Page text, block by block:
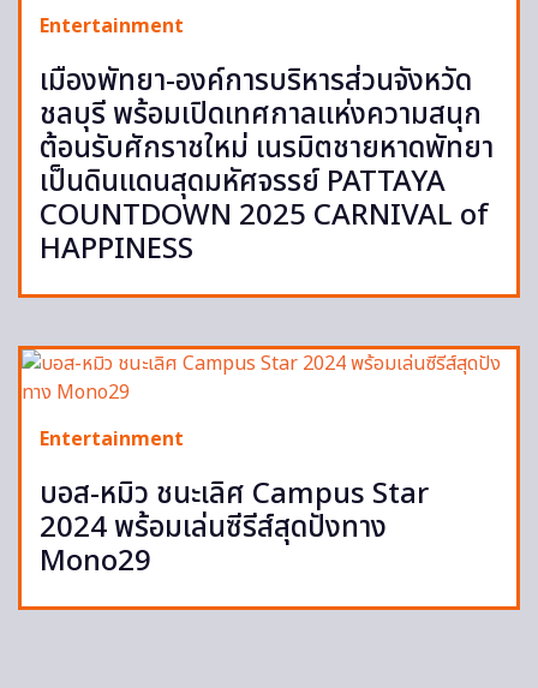
Entertainment
เมืองพัทยา-องค์การบริหารส่วนจังหวัด
ชลบุรี พร้อมเปิดเทศกาลแห่งความสนุก
ต้อนรับศักราชใหม่ เนรมิตชายหาดพัทยา
เป็นดินแดนสุดมหัศจรรย์ PATTAYA
COUNTDOWN 2025 CARNIVAL of
HAPPINESS
Entertainment
บอส-หมิว ชนะเลิศ Campus Star
2024 พร้อมเล่นซีรีส์สุดปังทาง
Mono29